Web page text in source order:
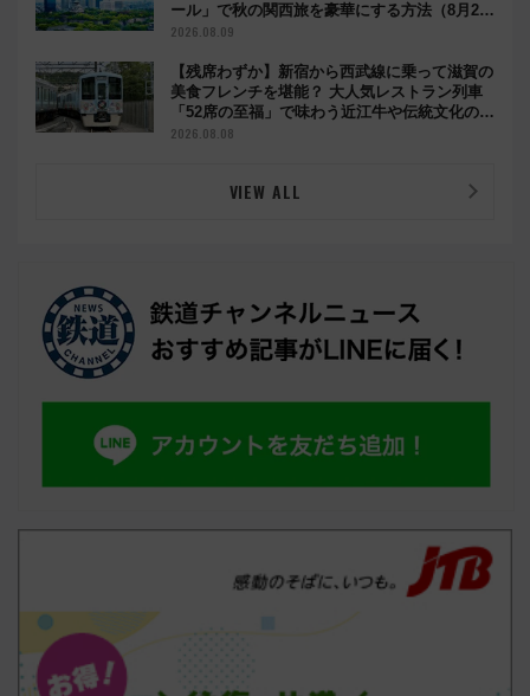
ール」で秋の関西旅を豪華にする方法（8月20
日まで！）
2026.08.09
【残席わずか】新宿から西武線に乗って滋賀の
美食フレンチを堪能？ 大人気レストラン列車
「52席の至福」で味わう近江牛や伝統文化の特
別コラボ
2026.08.08
VIEW ALL